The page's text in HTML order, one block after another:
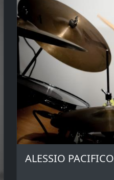
ALESSIO PACIFICO